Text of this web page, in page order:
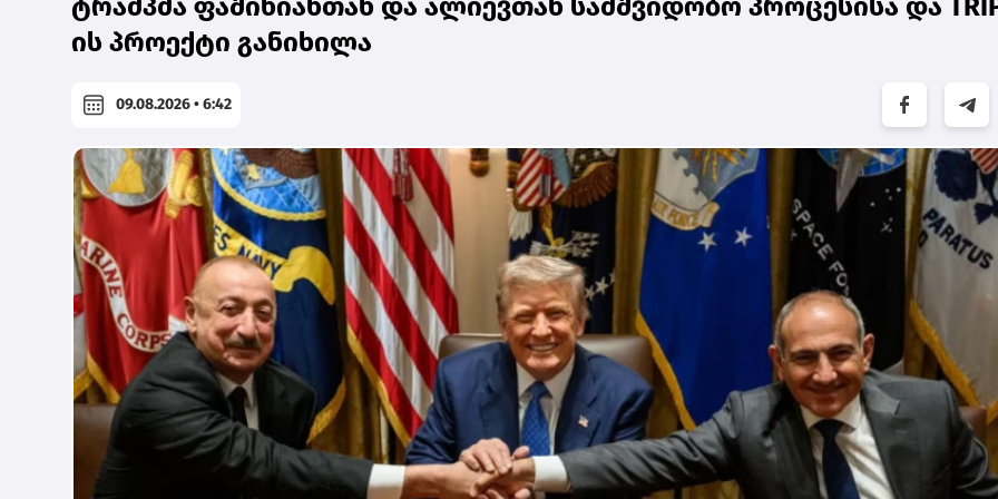
ის პროექტი განიხილა
09.08.2026 • 6:42